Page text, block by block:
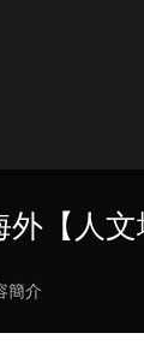
【人文
簡介